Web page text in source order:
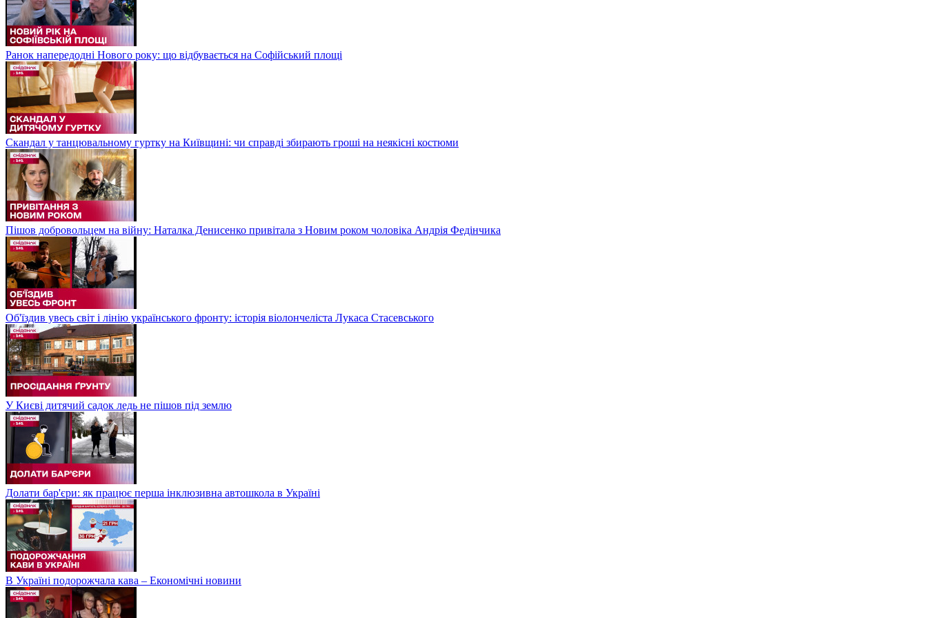
Ранок напередодні Нового року: що відбувається на Софійський площі
Скандал у танцювальному гуртку на Київщині: чи справді збирають гроші на неякісні костюми
Пішов добровольцем на війну: Наталка Денисенко привітала з Новим роком чоловіка Андрія Федінчика
Об'їздив увесь світ і лінію українського фронту: історія віолончеліста Лукаса Стасевського
У Києві дитячий садок ледь не пішов під землю
Долати бар'єри: як працює перша інклюзивна автошкола в Україні
В Україні подорожчала кава – Економічні новини